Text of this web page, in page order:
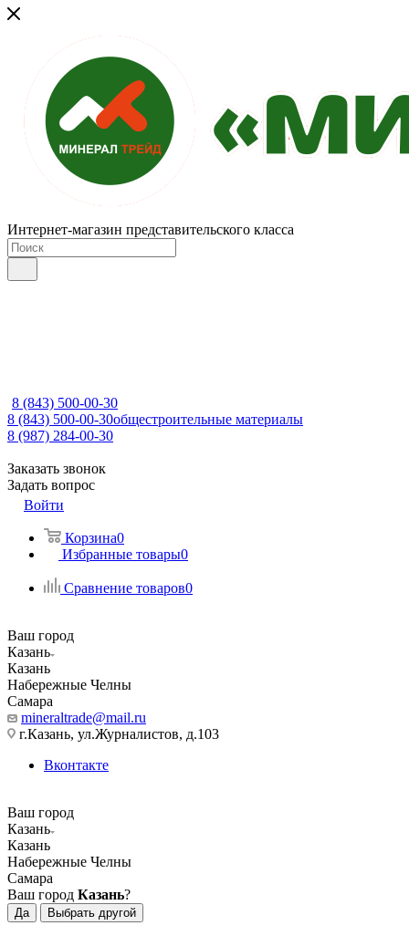
Интернет-магазин представительского класса
8 (843) 500-00-30
8 (843) 500-00-30общестроительные материалы
8 (987) 284-00-30
Заказать звонок
Задать вопрос
Войти
Корзина0
Избранные товары0
Сравнение товаров0
Ваш город
Казань
Казань
Набережные Челны
Самара
mineraltrade@mail.ru
г.Казань, ул.Журналистов, д.103
Вконтакте
Ваш город
Казань
Казань
Набережные Челны
Самара
Ваш город Казань?
Да Выбрать другой